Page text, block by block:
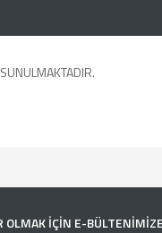
İÇİN E-